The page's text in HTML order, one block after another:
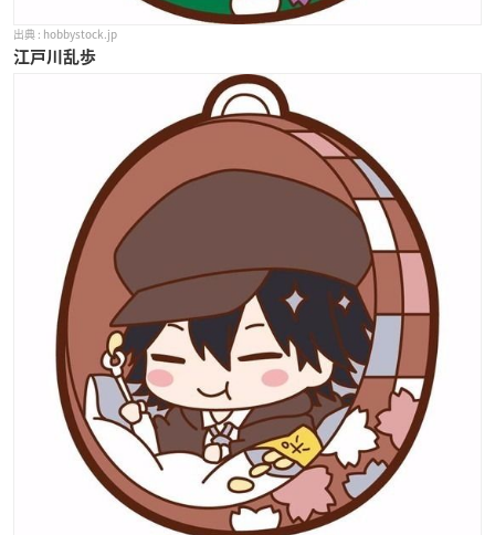
hobbystock.jp
江戸川乱歩